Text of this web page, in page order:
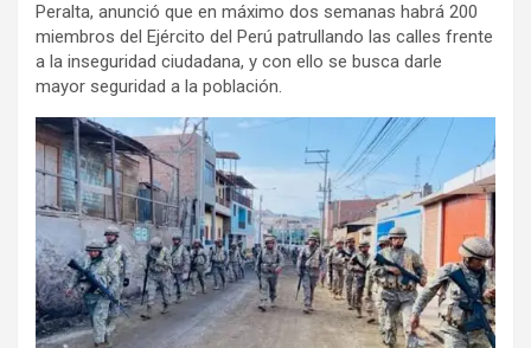
Peralta, anunció que en máximo dos semanas habrá 200
miembros del Ejército del Perú patrullando las calles frente
a la inseguridad ciudadana, y con ello se busca darle
mayor seguridad a la población.